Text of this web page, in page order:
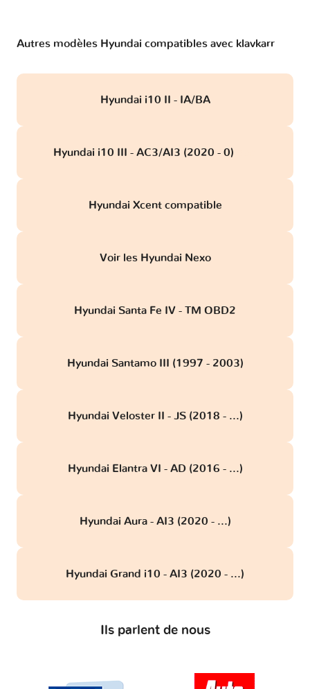
Autres modèles Hyundai compatibles avec klavkarr
Hyundai i10 II - IA/BA
Hyundai i10 III - AC3/AI3 (2020 - 0)
Hyundai Xcent compatible
Voir les Hyundai Nexo
Hyundai Santa Fe IV - TM OBD2
Hyundai Santamo III (1997 - 2003)
Hyundai Veloster II - JS (2018 - ...)
Hyundai Elantra VI - AD (2016 - ...)
Hyundai Aura - AI3 (2020 - ...)
Hyundai Grand i10 - AI3 (2020 - ...)
Ils parlent de nous